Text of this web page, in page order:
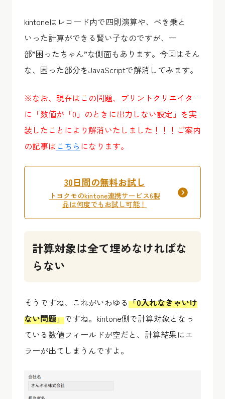
kintoneはレコード内で四則演算や、べき乗と
いった計算ができる賢い子なのですが、一
部”困ったちゃん”な側面もあります。今回はそん
な、困った部分をJavaScriptで解消してみます。
※なお、現在はこの問題、プリントクリエイター
に「数値が「0」のときに出力しない設定」を実
装したことにより解消いたしました！！！ご案内
の記事は こちら になります。
30日間の無料お試し
トヨクモのkintone連携サービス6製
品は何度でもお試し可能！
計算対象は全て埋めなければな
らない
そうですね、これがいわゆる「0入れなきゃいけ
ない問題」ですね。kintone側で計算対象となっ
ている数値フィールドが空だと、計算結果にエ
ラーが出てしまうんですよ。